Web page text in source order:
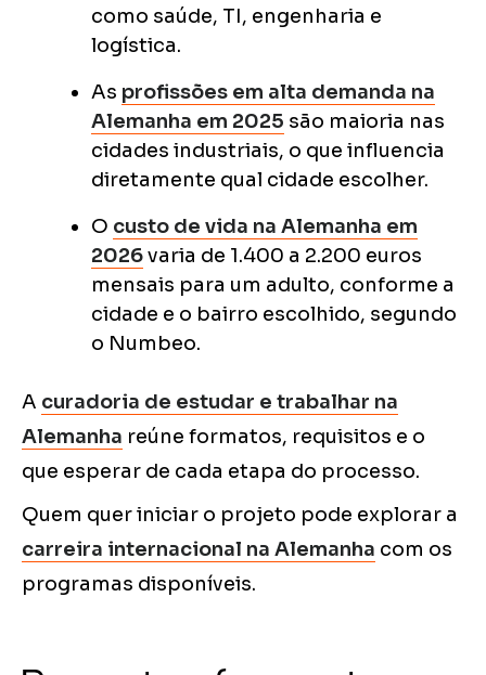
como saúde, TI, engenharia e
logística.
As profissões em alta demanda na
Alemanha em 2025 são maioria nas
cidades industriais, o que influencia
diretamente qual cidade escolher.
O custo de vida na Alemanha em
2026varia de 1.400 a 2.200 euros
mensais para um adulto, conforme a
cidade e o bairro escolhido, segundo
o Numbeo.
A curadoria de estudar e trabalhar na
Alemanha reúne formatos, requisitos e o
que esperar de cada etapa do processo.
Quem quer iniciar o projeto pode explorar a
carreira internacional na Alemanha com os
programas disponíveis.